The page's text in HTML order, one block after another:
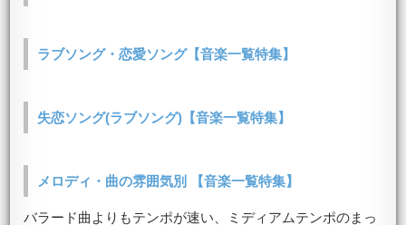
ラブソング・恋愛ソング【音楽一覧特集】
失恋ソング(ラブソング)【音楽一覧特集】
メロディ・曲の雰囲気別 【音楽一覧特集】
バラード曲よりもテンポが速い、ミディアムテンポのまっ